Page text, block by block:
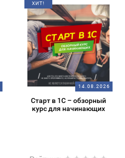
ХИТ!
14.08.2026
Старт в 1С – обзорный
курс для начинающих